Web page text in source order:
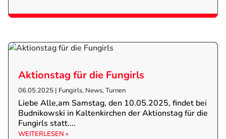
Aktionstag für die Fungirls
06.05.2025 | Fungirls, News,Turnen
Liebe Alle,am Samstag, den 10.05.2025, findet bei
Budnikowski in Kaltenkirchen der Aktionstag für die
Fungirls statt....
WEITERLESEN »